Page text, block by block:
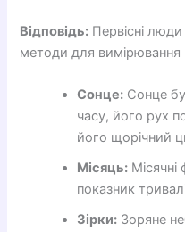
Відповідь: Первісні
методи для вимірювання
Сонце: Сонце
часу, його рух
його щорічний
Місяць:
показник
Зірки: Зоряне